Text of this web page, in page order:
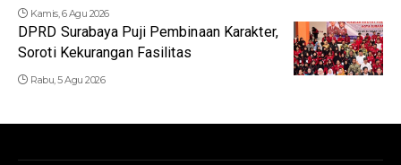
Kamis, 6 Agu 2026
DPRD Surabaya Puji Pembinaan Karakter,
Soroti Kekurangan Fasilitas
Rabu, 5 Agu 2026